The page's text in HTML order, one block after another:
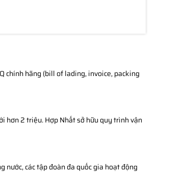
chính hãng (bill of lading, invoice, packing
hơn 2 triệu. Hợp Nhất sở hữu quy trình vận
nước, các tập đoàn đa quốc gia hoạt động